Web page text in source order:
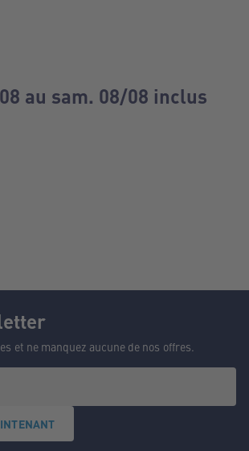
au sam. 08/08 inclus
et ne manquez aucune de nos offres.